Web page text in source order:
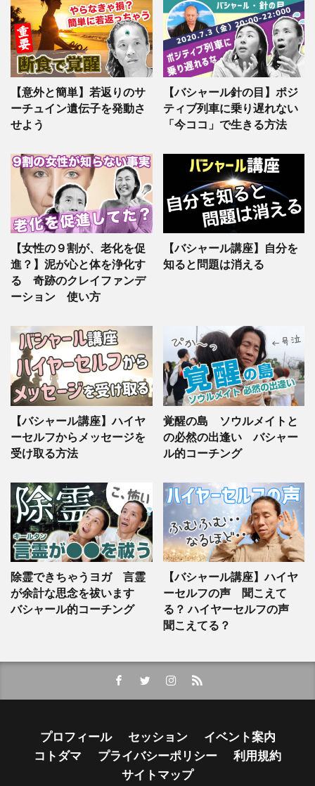
【意外と簡単】若返りのサ
ーチュイン遺伝子を発動さ
せよう
【バシャール針の目】ポジ
ティブ列車に乗り遅れない
「今ココ」で生きる方法
【女性の９割が、老化を促
進？】泥が心と体を浄化す
る 奇跡のクレイファンデ
ーション 使い方
【バシャール講座】自分を
知ると問題は消える
【バシャール講座】ハイヤ
ーセルフからメッセージを
受け取る方法
覚醒の島 ソウルメイトと
の必然の出逢い バシャー
ル的コーチング
除霊できちゃうヨガ 言霊
が余計な思念を祓います
バシャール的コーチング
【バシャール講座】ハイヤ
ーセルフの声 聞こえて
る？ ハイヤーセルフの声
聞こえてる？
プロフィール セッション
イベント案内
コトダマ
プライバシーポリシー
利用規約
サイトマップ